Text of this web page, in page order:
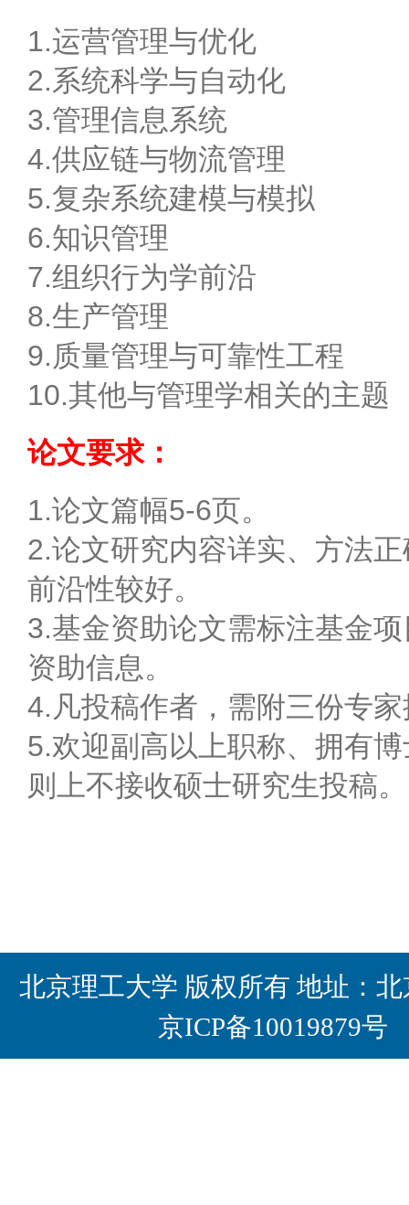
1.运营管理与优化
2.系统科学与自动化
3.管理信息系统
4.供应链与物流管理
5.复杂系统建模与模拟
6.知识管理
7.组织行为学前沿
8.生产管理
9.质量管理与可靠性工程
10.其他与管理学相关的主题
论文要求：
1.论文篇幅5-6页。
2.论文研究内容详实、方法
前沿性较好。
3.基金资助论文需标注基金
资助信息。
4.凡投稿作者，需附三份专
5.欢迎副高以上职称、拥有
则上不接收硕士研究生投稿。
北京理工大学 版权所有 地址：
京ICP备10019879号